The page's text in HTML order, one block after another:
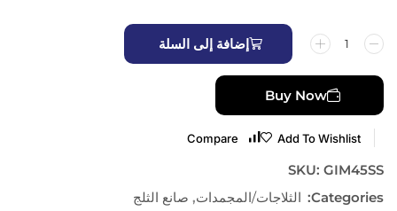
إضافة إلى السلة
Buy Now
Add To Wishlist
Compare
SKU: GIM45SS
Categories:
الثلاجات/المجمدات, صانع الثلج